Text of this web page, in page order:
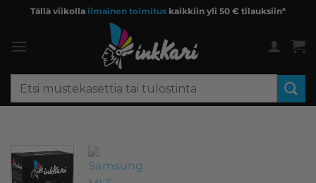
content
Tällä viikolla ilmainen toimitus kaikkiin yli 50 € tilauksiin*
Etsi: